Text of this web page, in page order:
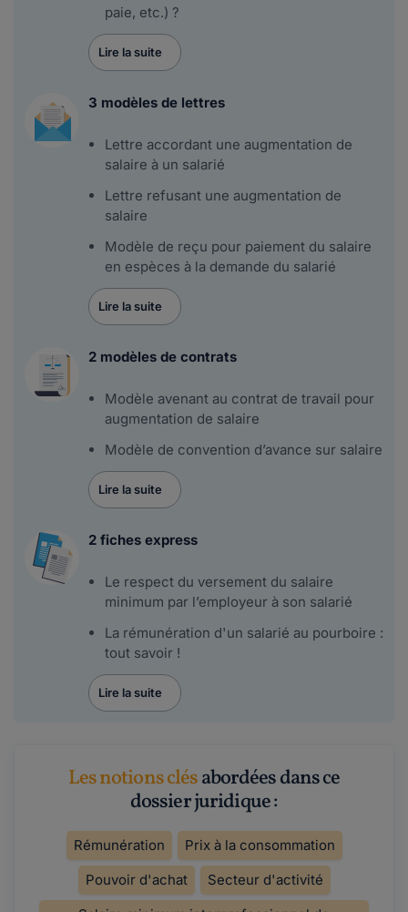
paie, etc.) ?
Lire la suite
3 modèles de lettres
Lettre accordant une augmentation de
salaire à un salarié
Lettre refusant une augmentation de
salaire
Modèle de reçu pour paiement du salaire
en espèces à la demande du salarié
Lire la suite
2 modèles de contrats
Modèle avenant au contrat de travail pour
augmentation de salaire
Modèle de convention d’avance sur salaire
Lire la suite
2 fiches express
Le respect du versement du salaire
minimum par l’employeur à son salarié
La rémunération d'un salarié au pourboire :
tout savoir !
Lire la suite
Les notions clésabordées dans ce
dossier juridique :
Rémunération
Prix à la consommation
Pouvoir d'achat
Secteur d'activité